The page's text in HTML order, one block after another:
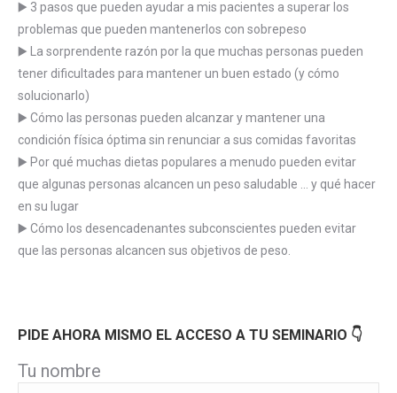
▶️ 3 pasos que pueden ayudar a mis pacientes a superar los
problemas que pueden mantenerlos con sobrepeso
▶️ La sorprendente razón por la que muchas personas pueden
tener dificultades para mantener un buen estado (y cómo
solucionarlo)
▶️ Cómo las personas pueden alcanzar y mantener una
condición física óptima sin renunciar a sus comidas favoritas
▶️ Por qué muchas dietas populares a menudo pueden evitar
que algunas personas alcancen un peso saludable … y qué hacer
en su lugar
▶️ Cómo los desencadenantes subconscientes pueden evitar
que las personas alcancen sus objetivos de peso.
PIDE AHORA MISMO EL ACCESO A TU SEMINARIO 👇
Tu nombre